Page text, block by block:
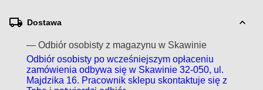
Dostawa
— Odbiór osobisty z magazynu w Skawinie
Odbiór osobisty po wcześniejszym opłaceniu
zamówienia odbywa się w Skawinie 32-050, ul.
Majdzika 16. Pracownik sklepu skontaktuje się z